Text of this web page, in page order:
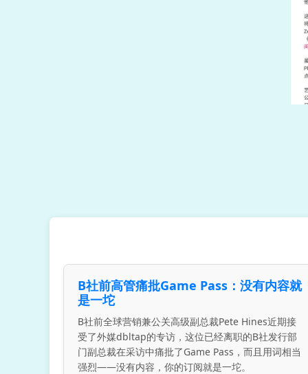
B社前高管痛批Game Pass：没有内容就
是一坨
B社前全球营销兼公关高级副总裁Pete Hines近期接
受了外媒dbltap的专访，这位已经离职的B社发行部
门副总裁在采访中痛批了Game Pass，而且用词相当
强烈——没有内容，你的订阅就是一坨。